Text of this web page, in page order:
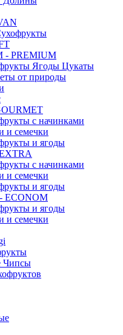
PREMIUM
Ягоды Цукаты
от природы
с начинками
и семечки
и ягоды
с начинками
и семечки
и ягоды
и ягоды
и семечки
Чипсы